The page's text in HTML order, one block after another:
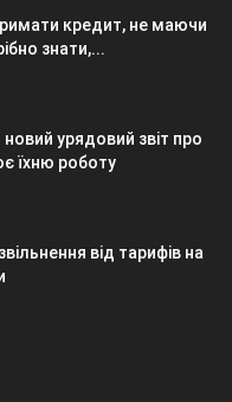
кредит, не маючи
знати,...
урядовий звіт про
їхню роботу
від тарифів на